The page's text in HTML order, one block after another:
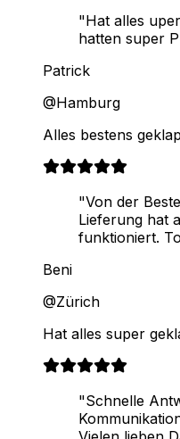
"Hat alles
hatten super
Patrick
@Hamburg
Alles bestens
"Von der
Lieferung hat
funktioniert.
Beni
@Zürich
Hat alles super
"Schnelle